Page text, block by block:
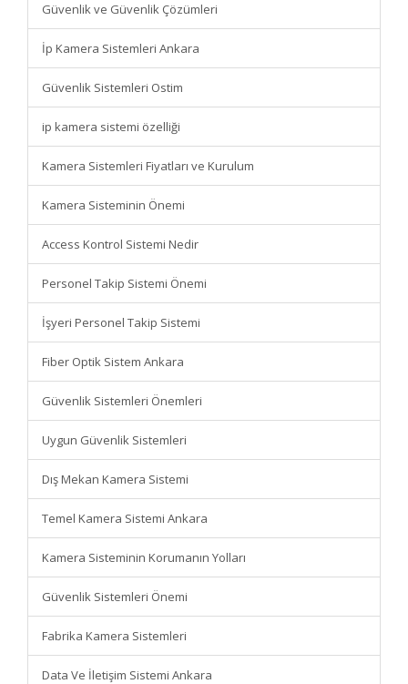
Güvenlik ve Güvenlik Çözümleri
İp Kamera Sistemleri Ankara
Güvenlik Sistemleri Ostim
ip kamera sistemi özelliği
Kamera Sistemleri Fiyatları ve Kurulum
Kamera Sisteminin Önemi
Access Kontrol Sistemi Nedir
Personel Takip Sistemi Önemi
İşyeri Personel Takip Sistemi
Fiber Optik Sistem Ankara
Güvenlik Sistemleri Önemleri
Uygun Güvenlik Sistemleri
Dış Mekan Kamera Sistemi
Temel Kamera Sistemi Ankara
Kamera Sisteminin Korumanın Yolları
Güvenlik Sistemleri Önemi
Fabrika Kamera Sistemleri
Data Ve İletişim Sistemi Ankara